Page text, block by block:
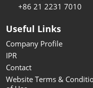
+86 21 2231 7010
Useful Links
Company Profile
IPR
Contact
Website Terms &